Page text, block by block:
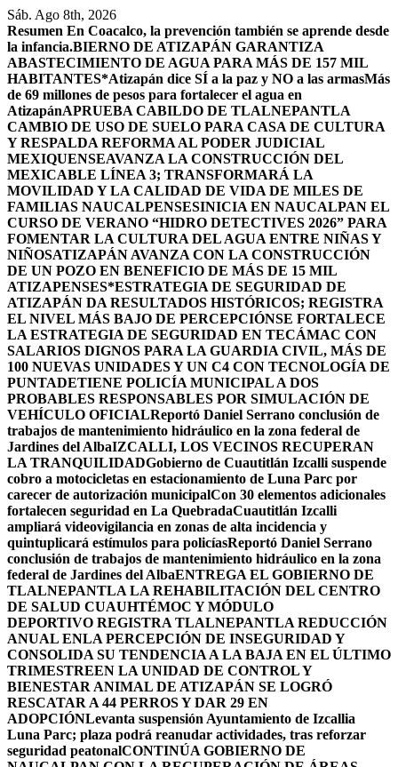
Saltar
al
contenido
Sáb. Ago 8th, 2026
Resumen En Coacalco, la prevención también se aprende desde
la infancia.BIERNO DE ATIZAPÁN GARANTIZA
ABASTECIMIENTO DE AGUA PARA MÁS DE 157 MIL
HABITANTES*Atizapán dice SÍ a la paz y NO a las armasMás
de 69 millones de pesos para fortalecer el agua en
AtizapánAPRUEBA CABILDO DE TLALNEPANTLA
CAMBIO DE USO DE SUELO PARA CASA DE CULTURA
Y RESPALDA REFORMA AL PODER JUDICIAL
MEXIQUENSEAVANZA LA CONSTRUCCIÓN DEL
MEXICABLE LÍNEA 3; TRANSFORMARÁ LA
MOVILIDAD Y LA CALIDAD DE VIDA DE MILES DE
FAMILIAS NAUCALPENSESINICIA EN NAUCALPAN EL
CURSO DE VERANO “HIDRO DETECTIVES 2026” PARA
FOMENTAR LA CULTURA DEL AGUA ENTRE NIÑAS Y
NIÑOSATIZAPÁN AVANZA CON LA CONSTRUCCIÓN
DE UN POZO EN BENEFICIO DE MÁS DE 15 MIL
ATIZAPENSES*ESTRATEGIA DE SEGURIDAD DE
ATIZAPÁN DA RESULTADOS HISTÓRICOS; REGISTRA
EL NIVEL MÁS BAJO DE PERCEPCIÓNSE FORTALECE
LA ESTRATEGIA DE SEGURIDAD EN TECÁMAC CON
SALARIOS DIGNOS PARA LA GUARDIA CIVIL, MÁS DE
100 NUEVAS UNIDADES Y UN C4 CON TECNOLOGÍA DE
PUNTADETIENE POLICÍA MUNICIPAL A DOS
PROBABLES RESPONSABLES POR SIMULACIÓN DE
VEHÍCULO OFICIALReportó Daniel Serrano conclusión de
trabajos de mantenimiento hidráulico en la zona federal de
Jardines del AlbaIZCALLI, LOS VECINOS RECUPERAN
LA TRANQUILIDADGobierno de Cuautitlán Izcalli suspende
cobro a motocicletas en estacionamiento de Luna Parc por
carecer de autorización municipalCon 30 elementos adicionales
fortalecen seguridad en La QuebradaCuautitlán Izcalli
ampliará videovigilancia en zonas de alta incidencia y
quintuplicará estímulos para policíasReportó Daniel Serrano
conclusión de trabajos de mantenimiento hidráulico en la zona
federal de Jardines del AlbaENTREGA EL GOBIERNO DE
TLALNEPANTLA LA REHABILITACIÓN DEL CENTRO
DE SALUD CUAUHTÉMOC Y MÓDULO
DEPORTIVO REGISTRA TLALNEPANTLA REDUCCIÓN
ANUAL ENLA PERCEPCIÓN DE INSEGURIDAD Y
CONSOLIDA SU TENDENCIA A LA BAJA EN EL ÚLTIMO
TRIMESTREEN LA UNIDAD DE CONTROL Y
BIENESTAR ANIMAL DE ATIZAPÁN SE LOGRÓ
RESCATAR A 44 PERROS Y DAR 29 EN
ADOPCIÓNLevanta suspensión Ayuntamiento de Izcallia
Luna Parc; plaza podrá reanudar actividades, tras reforzar
seguridad peatonalCONTINÚA GOBIERNO DE